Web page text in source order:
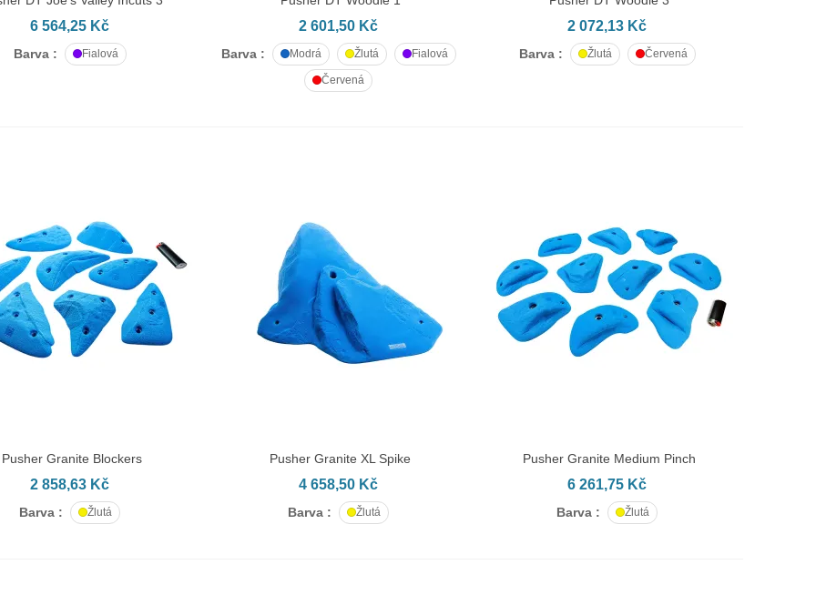
6 564,25 Kč
Barva : Fialová
2 601,50 Kč
Barva : Modrá Žlutá Fialová
Červená
2 072,13 Kč
Barva : Žlutá Červená
DO KOŠÍKU
Pusher Granite Blockers
2 858,63 Kč
Barva : Žlutá
PŘIDAT DO KOŠÍKU
Pusher Granite XL Spike
4 658,50 Kč
Barva : Žlutá
PŘIDAT DO KOŠÍKU
Pusher Granite Medium Pinch
6 261,75 Kč
Barva : Žlutá